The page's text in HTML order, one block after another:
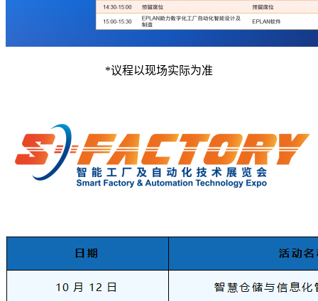
*议程以现场实际为准